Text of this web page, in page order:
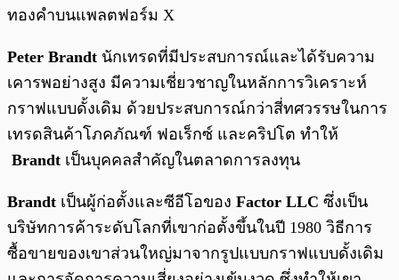
ทองคำบนแพลตฟอร์ม X
Peter Brandt นักเทรดที่มีประสบการณ์และได้รับความ
เคารพอย่างสูง มีความเชี่ยวชาญในหลักการวิเคราะห์
กราฟแบบดั้งเดิม ด้วยประสบการณ์กว่าสี่ทศวรรษในการ
เทรดสินค้าโภคภัณฑ์ ฟอเร็กซ์ และคริปโต ทำให้
Brandt เป็นบุคคลสำคัญในตลาดการลงทุน
Brandt เป็นผู้ก่อตั้งและซีอีโอของ Factor LLC ซึ่งเป็น
บริษัทการค้าระดับโลกที่เขาก่อตั้งขึ้นในปี 1980 วิธีการ
ซื้อขายของเขาส่วนใหญ่มาจากรูปแบบกราฟแบบดั้งเดิม